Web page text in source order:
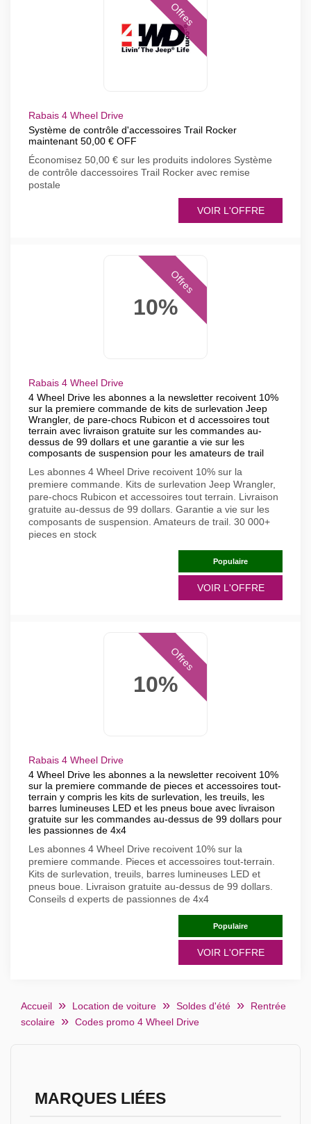
Offres
Rabais 4 Wheel Drive
Système de contrôle d'accessoires Trail Rocker
maintenant 50,00 € OFF
Économisez 50,00 € sur les produits indolores Système
de contrôle daccessoires Trail Rocker avec remise
postale
VOIR L'OFFRE
10%
Offres
Rabais 4 Wheel Drive
4 Wheel Drive les abonnes a la newsletter recoivent 10%
sur la premiere commande de kits de surlevation Jeep
Wrangler, de pare-chocs Rubicon et d accessoires tout
terrain avec livraison gratuite sur les commandes au-
dessus de 99 dollars et une garantie a vie sur les
composants de suspension pour les amateurs de trail
Les abonnes 4 Wheel Drive recoivent 10% sur la
premiere commande. Kits de surlevation Jeep Wrangler,
pare-chocs Rubicon et accessoires tout terrain. Livraison
gratuite au-dessus de 99 dollars. Garantie a vie sur les
composants de suspension. Amateurs de trail. 30 000+
pieces en stock
Populaire
VOIR L'OFFRE
10%
Offres
Rabais 4 Wheel Drive
4 Wheel Drive les abonnes a la newsletter recoivent 10%
sur la premiere commande de pieces et accessoires tout-
terrain y compris les kits de surlevation, les treuils, les
barres lumineuses LED et les pneus boue avec livraison
gratuite sur les commandes au-dessus de 99 dollars pour
les passionnes de 4x4
Les abonnes 4 Wheel Drive recoivent 10% sur la
premiere commande. Pieces et accessoires tout-terrain.
Kits de surlevation, treuils, barres lumineuses LED et
pneus boue. Livraison gratuite au-dessus de 99 dollars.
Conseils d experts de passionnes de 4x4
Populaire
VOIR L'OFFRE
Accueil Location de voiture Soldes d'été
Rentrée
scolaire
Codes promo 4 Wheel Drive
MARQUES LIÉES